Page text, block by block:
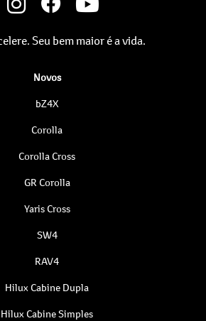
Seu bem maior é a vida.
Novos
bZ4X
Corolla
Corolla Cross
GR Corolla
Yaris Cross
SW4
RAV4
Hilux Cabine Dupla
Hilux Cabine Simples